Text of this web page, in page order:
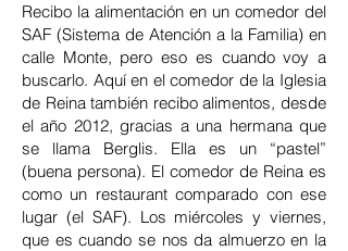
Recibo la alimentación en un comedor del
SAF (Sistema de Atención a la Familia) en
calle Monte, pero eso es cuando voy a
buscarlo. Aquí en el comedor de la Iglesia
de Reina también recibo alimentos, desde
el año 2012, gracias a una hermana que
se llama Berglis. Ella es un “pastel”
(buena persona). El comedor de Reina es
como un restaurant comparado con ese
lugar (el SAF). Los miércoles y viernes,
que es cuando se nos da almuerzo en la